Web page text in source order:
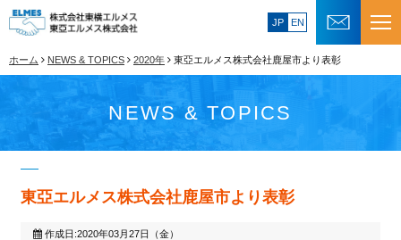
JP EN
ホーム NEWS & TOPICS 2020年 東亞エルメス株式会社鹿屋市より表彰
NEWS & TOPICS
東亞エルメス株式会社鹿屋市より表彰
作成日:2020年03月27日（金）